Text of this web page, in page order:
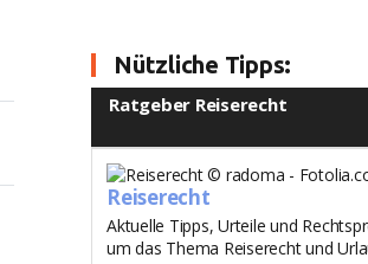
Nützliche Tipps:
Ratgeber Reiserecht
Reiserecht
Aktuelle Tipps, Urteile und
um das Thema Reiserecht und